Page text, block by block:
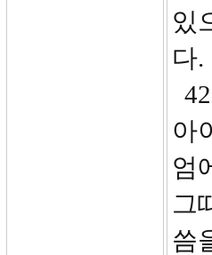
있
다.
아
엄
그
씀